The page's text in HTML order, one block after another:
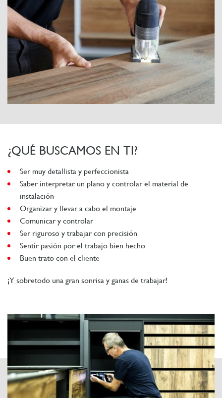
¿QUÉ BUSCAMOS EN TI?
Ser muy detallista y perfeccionista
Saber interpretar un plano y controlar el material de
instalación
Organizar y llevar a cabo el montaje
Comunicar y controlar
Ser riguroso y trabajar con precisión
Sentir pasión por el trabajo bien hecho
Buen trato con el cliente
¡Y sobretodo una gran sonrisa y ganas de trabajar!